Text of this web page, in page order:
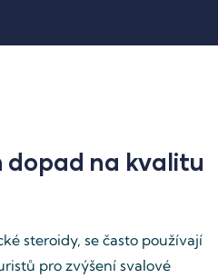
dopad na kvalitu
steroidy, se často používají
pro zvýšení svalové